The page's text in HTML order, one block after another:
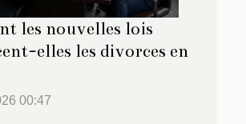
les nouvelles lois
elles les divorces en
00:47